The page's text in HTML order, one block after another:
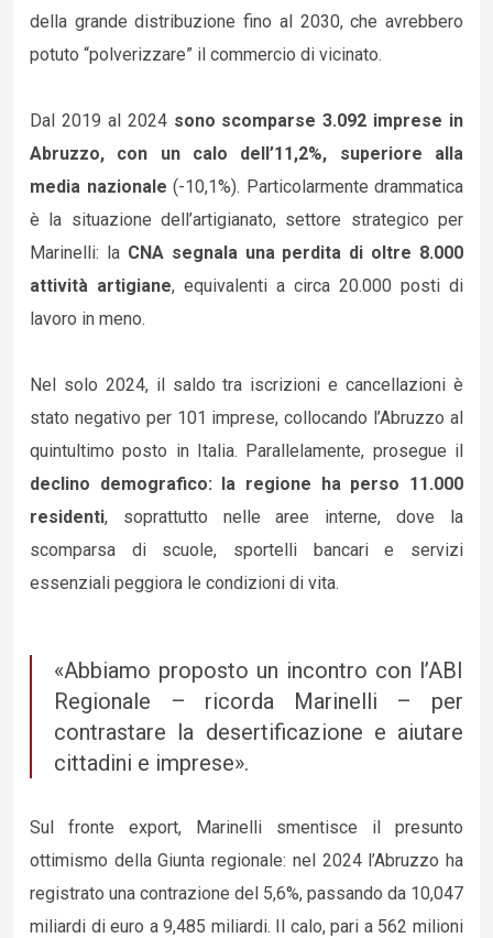
della grande distribuzione fino al 2030, che avrebbero
potuto “polverizzare” il commercio di vicinato.
Dal 2019 al 2024 sono scomparse 3.092 imprese in
Abruzzo, con un calo dell’11,2%, superiore alla
media nazionale (-10,1%). Particolarmente drammatica
è la situazione dell’artigianato, settore strategico per
Marinelli: laCNA segnala una perdita di oltre 8.000
attività artigiane, equivalenti a circa 20.000 posti di
lavoro in meno.
Nel solo 2024, il saldo tra iscrizioni e cancellazioni è
stato negativo per 101 imprese, collocando l’Abruzzo al
quintultimo posto in Italia. Parallelamente, prosegue il
declino demografico: la regione ha perso 11.000
residenti, soprattutto nelle aree interne, dove la
scomparsa di scuole, sportelli bancari e servizi
essenziali peggiora le condizioni di vita.
«Abbiamo proposto un incontro con l’ABI
Regionale – ricorda Marinelli – per
contrastare la desertificazione e aiutare
cittadini e imprese».
Sul fronte export, Marinelli smentisce il presunto
ottimismo della Giunta regionale: nel 2024 l’Abruzzo ha
registrato una contrazione del 5,6%, passando da 10,047
miliardi di euro a 9,485 miliardi. Il calo, pari a 562 milioni